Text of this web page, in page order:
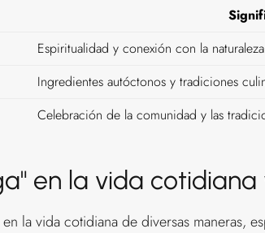
Espiritualidad y conexión con la naturaleza
Ingredientes autóctonos y tradiciones
Celebración de la comunidad y las
en la vida
la vida cotidiana de diversas maneras,